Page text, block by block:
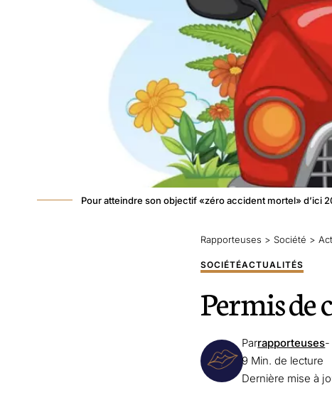
Pour atteindre son objectif «zéro accident mortel» d’ici
Rapporteuses > Société >
SOCIÉTÉACTUALITÉS
Permis de
Dernière mise à
Parrapporteuses-
9 Min. de lecture